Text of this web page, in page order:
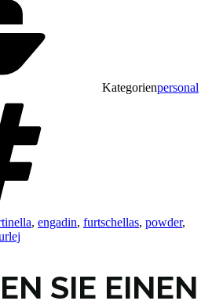
Kategorienpersonal
, engadin, furtschellas, powder,
SIE EINEN